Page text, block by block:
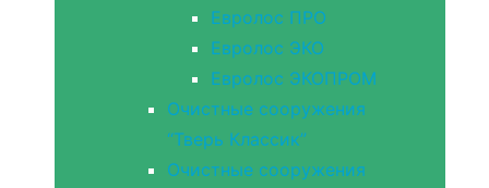
Евролос ПРО
Евролос ЭКО
Евролос ЭКОПРОМ
Очистные сооружения
“Тверь Классик”
Очистные сооружения